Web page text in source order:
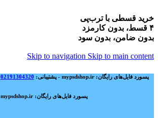
خرید قسطی با ترب‌پی
۴ قسط، بدون کارمزد
بدون ضامن، بدون سود
Skip to navigation Skip to main content
پسورد فایل‌های رایگان: mypsdshop.ir - پشتیبانی: arshiya_ag@yahoo.com 02191304320
پسورد فایل‌های رایگان: mypsdshop.ir